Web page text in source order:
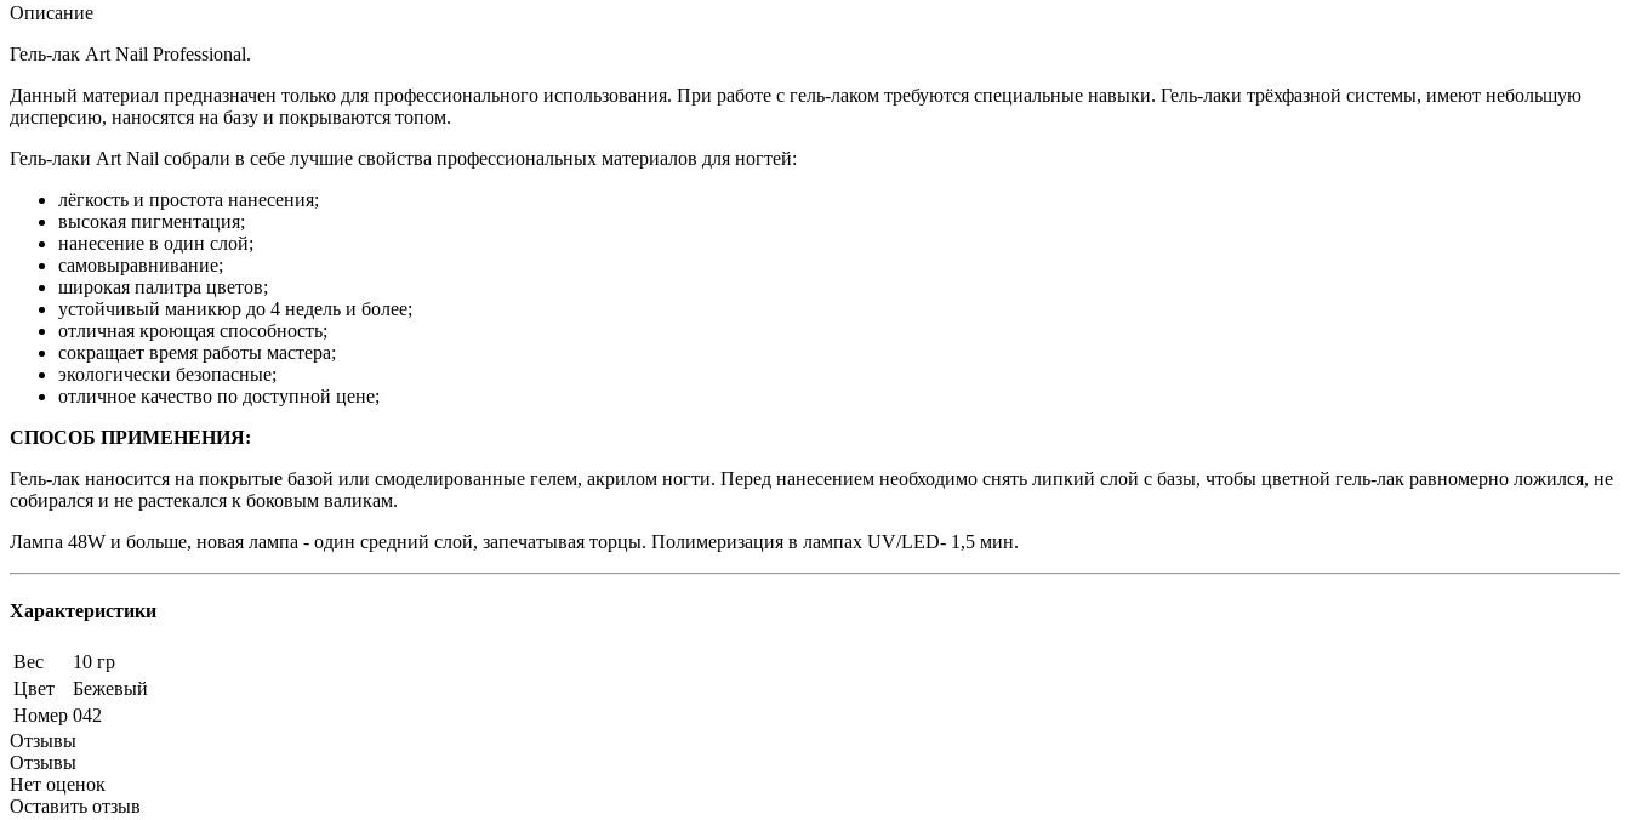
Описание
Гель-лак Art Nail Professional.
Данный материал предназначен только для профессионального использования. При работе с гель-лаком требуются специальные навыки. Гель-лаки трёхфазной системы, имеют небольшую
дисперсию, наносятся на базу и покрываются топом.
Гель-лаки Art Nail собрали в себе лучшие свойства профессиональных материалов для ногтей:
лёгкость и простота нанесения;
высокая пигментация;
нанесение в один слой;
самовыравнивание;
широкая палитра цветов;
устойчивый маникюр до 4 недель и более;
отличная кроющая способность;
сокращает время работы мастера;
экологически безопасные;
отличное качество по доступной цене;
СПОСОБ ПРИМЕНЕНИЯ:
Гель-лак наносится на покрытые базой или смоделированные гелем, акрилом ногти. Перед нанесением необходимо снять липкий слой с базы, чтобы цветной гель-лак равномерно ложился, не
собирался и не растекался к боковым валикам.
Лампа 48W и больше, новая лампа - один средний слой, запечатывая торцы. Полимеризация в лампах UV/LED- 1,5 мин.
Характеристики
Вес
10 гр
Цвет
Бежевый
Номер 042
Отзывы
Отзывы
Нет оценок
Оставить отзыв